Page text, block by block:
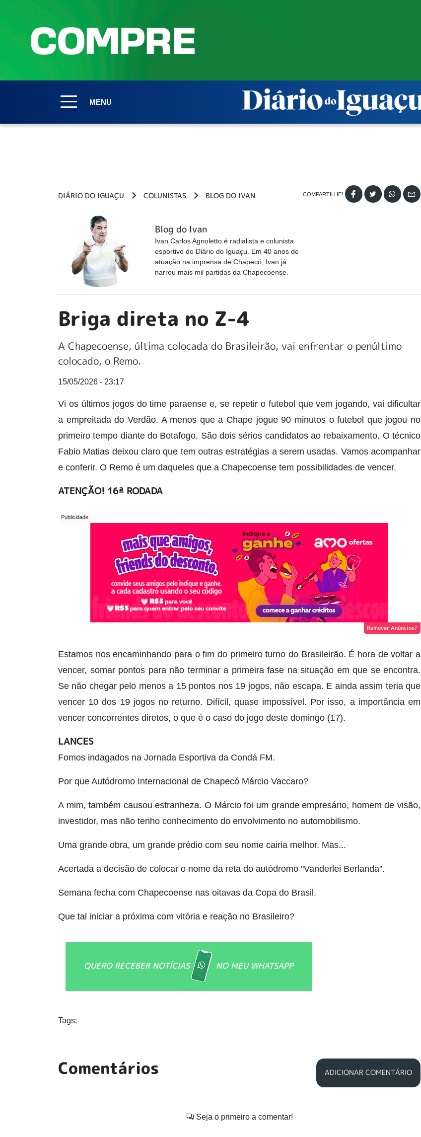
MENU
DIÁRIO DO IGUAÇU COLUNISTAS BLOG DO IVAN
Blog do Ivan
Ivan Carlos Agnoletto é radialista e colunista
esportivo do Diário do Iguaçu. Em 40 anos de
atuação na imprensa de Chapecó, Ivan já
narrou mais mil partidas da Chapecoense.
Briga direta no Z-4
A Chapecoense, última colocada do Brasileirão, vai enfrentar o penúltimo
colocado, o Remo.
15/05/2026 - 23:17
Vi os últimos jogos do time paraense e, se repetir o futebol que vem jogando, vai dificultar
a empreitada do Verdão. A menos que a Chape jogue 90 minutos o futebol que jogou no
primeiro tempo diante do Botafogo. São dois sérios candidatos ao rebaixamento. O técnico
Fabio Matias deixou claro que tem outras estratégias a serem usadas. Vamos acompanhar
e conferir. O Remo é um daqueles que a Chapecoense tem possibilidades de vencer.
ATENÇÃO! 16ª RODADA
Remover Anúncios?
Estamos nos encaminhando para o fim do primeiro turno do Brasileirão. É hora de voltar a
vencer, somar pontos para não terminar a primeira fase na situação em que se encontra.
Se não chegar pelo menos a 15 pontos nos 19 jogos, não escapa. E ainda assim teria que
vencer 10 dos 19 jogos no returno. Difícil, quase impossível. Por isso, a importância em
vencer concorrentes diretos, o que é o caso do jogo deste domingo (17).
LANCES
Fomos indagados na Jornada Esportiva da Condá FM.
Por que Autódromo Internacional de Chapecó Márcio Vaccaro?
A mim, também causou estranheza. O Márcio foi um grande empresário, homem de visão,
investidor, mas não tenho conhecimento do envolvimento no automobilismo.
Uma grande obra, um grande prédio com seu nome cairia melhor. Mas...
Acertada a decisão de colocar o nome da reta do autódromo "Vanderlei Berlanda".
Semana fecha com Chapecoense nas oitavas da Copa do Brasil.
Que tal iniciar a próxima com vitória e reação no Brasileiro?
QUERO RECEBER NOTÍCIAS NO MEU WHATSAPP
Tags:
Comentários ADICIONAR COMENTÁRIO
Seja o primeiro a comentar!